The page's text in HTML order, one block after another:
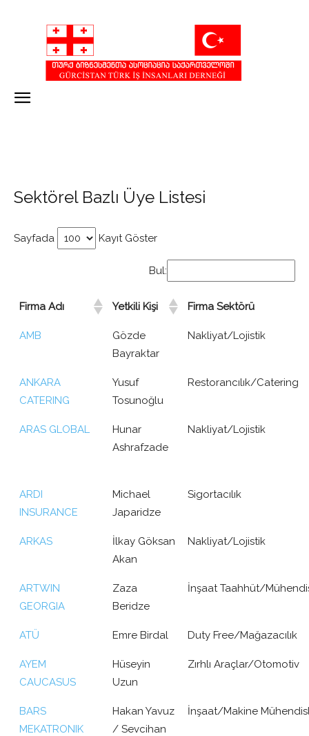
Sektörel Bazlı Üye Listesi
Sayfada Kayıt Göster
Bul:
Firma Adı Yetkili Kişi Firma Sektörü
AMB
Gözde
Bayraktar
Nakliyat/Lojistik
ANKARA
CATERING
Yusuf
Tosunoğlu
Restorancılık/Catering
ARAS GLOBAL
Hunar
Ashrafzade
Nakliyat/Lojistik
ARDI
INSURANCE
Michael
Japaridze
Sigortacılık
ARKAS
İlkay Göksan
Akan
Nakliyat/Lojistik
ARTWIN
GEORGIA
Zaza
Beridze
İnşaat Taahhüt/
ATÜ Emre Birdal Duty Free/Mağazacılık
AYEM
CAUCASUS
Hüseyin
Uzun
Zırhlı Araçlar/Otomotiv
BARS
MEKATRONIK
Hakan Yavuz
/ Sevcihan
İnşaat/Makine